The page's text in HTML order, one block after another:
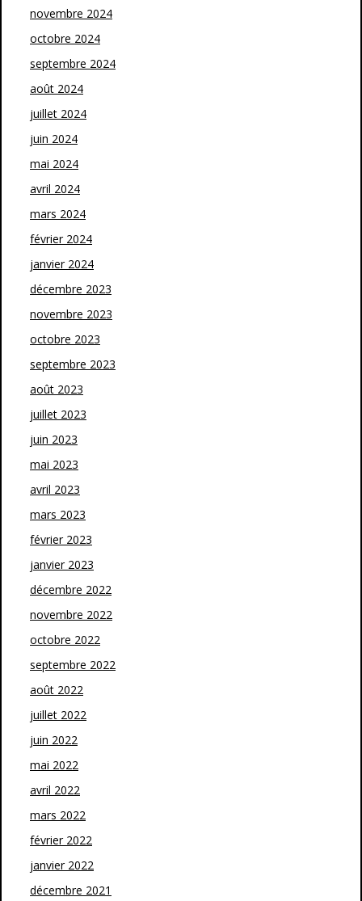
novembre 2024
octobre 2024
septembre 2024
août 2024
juillet 2024
juin 2024
mai 2024
avril 2024
mars 2024
février 2024
janvier 2024
décembre 2023
novembre 2023
octobre 2023
septembre 2023
août 2023
juillet 2023
juin 2023
mai 2023
avril 2023
mars 2023
février 2023
janvier 2023
décembre 2022
novembre 2022
octobre 2022
septembre 2022
août 2022
juillet 2022
juin 2022
mai 2022
avril 2022
mars 2022
février 2022
janvier 2022
décembre 2021